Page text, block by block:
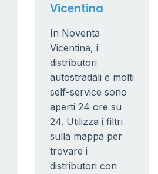
Vicentina
In Noventa
Vicentina, i
distributori
autostradali e molti
self-service sono
aperti 24 ore su
24. Utilizza i filtri
sulla mappa per
trovare i
distributori con